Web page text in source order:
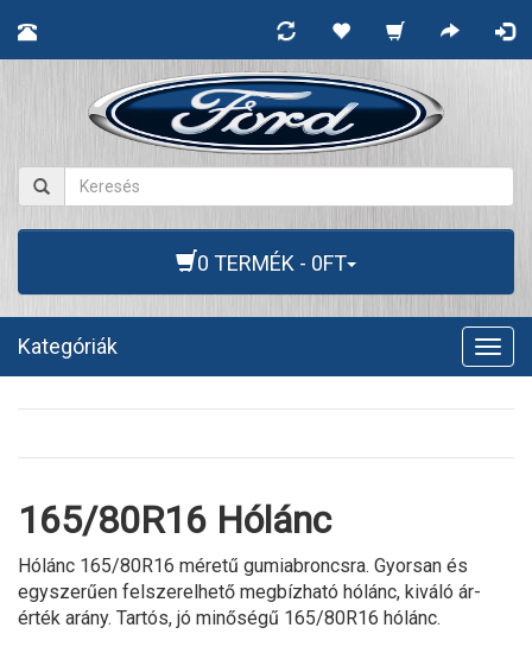
0 TERMÉK - 0FT
Kategóriák
165/80R16 Hólánc
Hólánc 165/80R16 méretű gumiabroncsra. Gyorsan és
egyszerűen felszerelhető megbízható hólánc, kiváló ár-
érték arány. Tartós, jó minőségű 165/80R16 hólánc.